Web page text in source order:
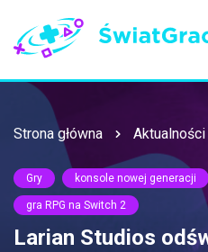
Strona główna Aktualności
Gry konsole nowej generacji
gra RPG na Switch 2
Larian Studios